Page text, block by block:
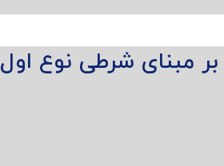
مبنای شرطی نوع اول